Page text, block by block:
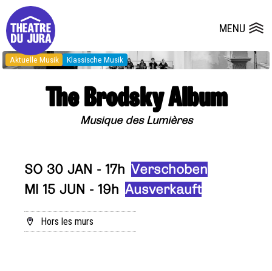
MENU
Presse Dépôts de dossiers
Aktuelle Musik Klassische Musik
The Brodsky Album
Musique des Lumières
SO 30 JAN - 17h Verschoben
MI 15 JUN - 19h Ausverkauft
Hors les murs